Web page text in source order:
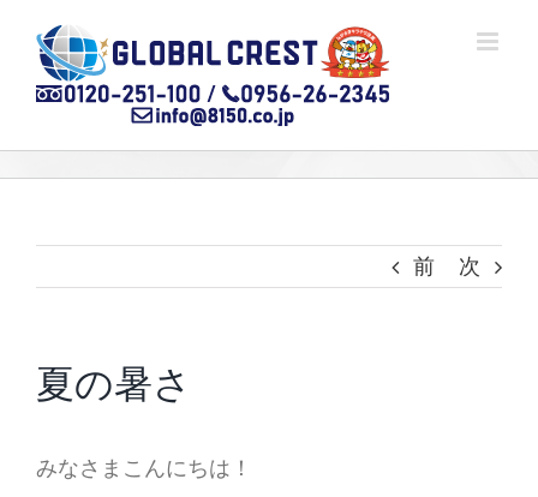
content
前 次
夏の暑さ
みなさまこんにちは！